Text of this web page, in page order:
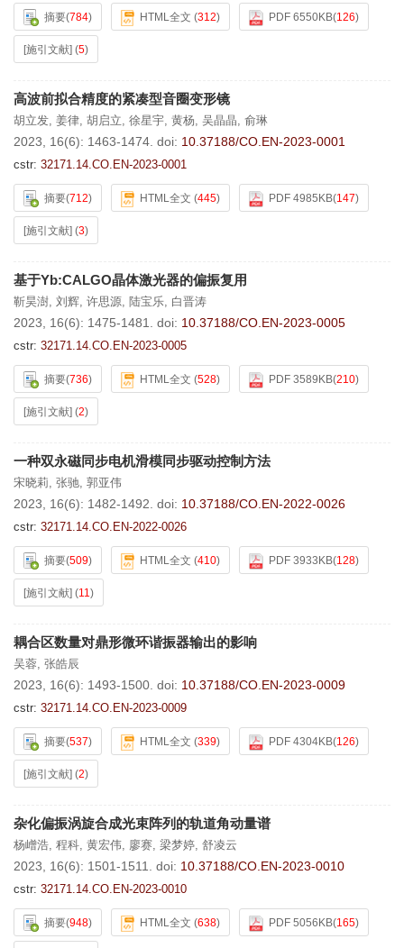
摘要(784) HTML全文 (312) PDF 6550KB(126)
[施引文献] (5)
高波前拟合精度的紧凑型音圈变形镜
胡立发, 姜律, 胡启立, 徐星宇, 黄杨, 吴晶晶, 俞琳
2023, 16(6): 1463-1474. doi: 10.37188/CO.EN-2023-0001
cstr: 32171.14.CO.EN-2023-0001
摘要(712) HTML全文 (445) PDF 4985KB(147)
[施引文献] (3)
基于Yb:CALGO晶体激光器的偏振复用
靳昊澍, 刘辉, 许思源, 陆宝乐, 白晋涛
2023, 16(6): 1475-1481. doi: 10.37188/CO.EN-2023-0005
cstr: 32171.14.CO.EN-2023-0005
摘要(736) HTML全文 (528) PDF 3589KB(210)
[施引文献] (2)
一种双永磁同步电机滑模同步驱动控制方法
宋晓莉, 张驰, 郭亚伟
2023, 16(6): 1482-1492. doi: 10.37188/CO.EN-2022-0026
cstr: 32171.14.CO.EN-2022-0026
摘要(509) HTML全文 (410) PDF 3933KB(128)
[施引文献] (11)
耦合区数量对鼎形微环谐振器输出的影响
吴蓉, 张皓辰
2023, 16(6): 1493-1500. doi: 10.37188/CO.EN-2023-0009
cstr: 32171.14.CO.EN-2023-0009
摘要(537) HTML全文 (339) PDF 4304KB(126)
[施引文献] (2)
杂化偏振涡旋合成光束阵列的轨道角动量谱
杨嶒浩, 程科, 黄宏伟, 廖赛, 梁梦婷, 舒凌云
2023, 16(6): 1501-1511. doi: 10.37188/CO.EN-2023-0010
cstr: 32171.14.CO.EN-2023-0010
摘要(948) HTML全文 (638) PDF 5056KB(165)